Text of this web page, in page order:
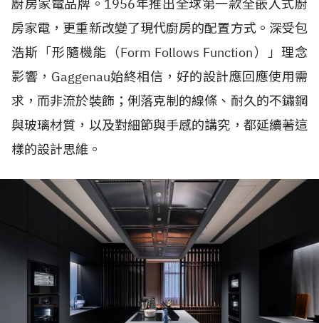
廚房家電品牌。1956年推出全球第一款全嵌入式廚
房家電，更重新改變了現代廚房的配置方式。深受包
浩斯「形隨機能（Form Follows Function）」理念
影響，Gaggenau始終相信，好的設計應回應使用需
求，而非流於裝飾；俐落克制的線條、耐久的不鏽鋼
與玻璃材質，以及對細節與手感的講究，都延續著這
樣的設計思維。